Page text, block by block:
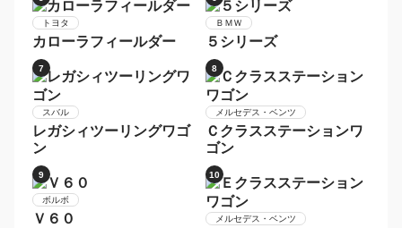
ＲＸ−８
1
ＭＩＮＩ
ＭＩＮＩ
2
スバル
レヴォーグ